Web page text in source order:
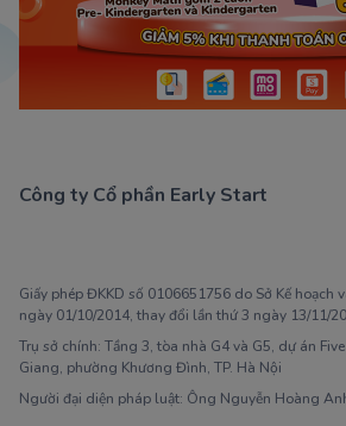
Công ty Cổ phần Early Start
Giấy phép ĐKKD số 0106651756 do Sở Kế hoạch
ngày 01/10/2014, thay đổi lần thứ 3 ngày 13/11/
Trụ sở chính: Tầng 3, tòa nhà G4 và G5, dự án
Giang, phường Khương Đình, TP. Hà Nội
Người đại diện pháp luật: Ông Nguyễn Hoàng